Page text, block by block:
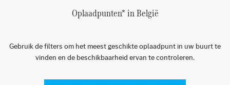
Oplaadpunten* in België
Gebruik de filters om het meest geschikte oplaadpunt in uw buurt te
vinden en de beschikbaarheid ervan te controleren.